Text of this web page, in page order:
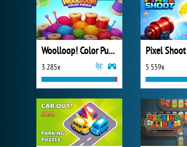
Woolloop! Color Puzzle
3 285x
Pixel Shoot
5 559x